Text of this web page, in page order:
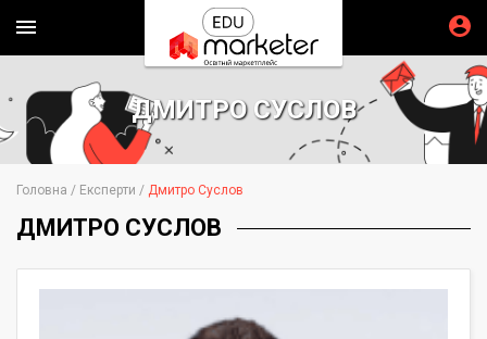
ДМИТРО СУСЛОВ
Головна Експерти Дмитро Суслов
ДМИТРО СУСЛОВ